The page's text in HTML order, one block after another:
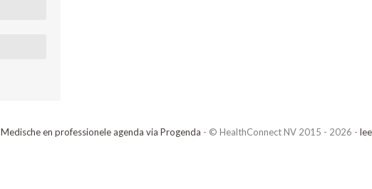
Medische en professionele agenda via Progenda - © HealthConnect NV 2015 - 2026 -